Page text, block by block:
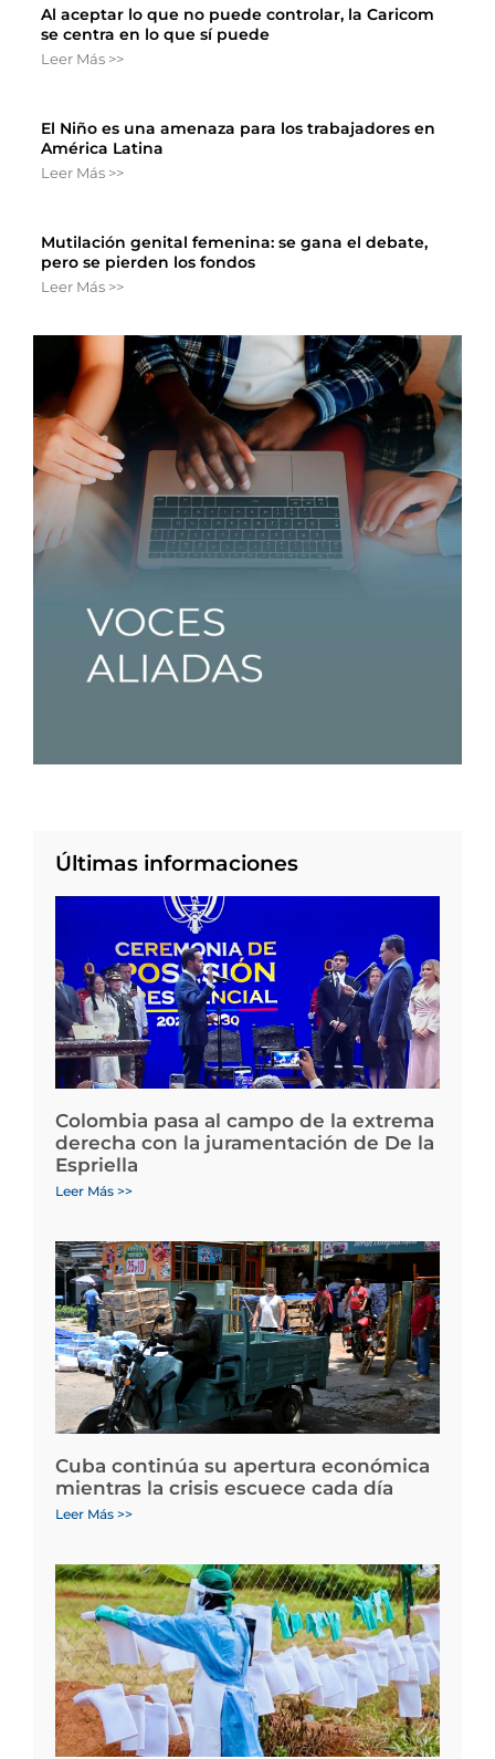
Al aceptar lo que no puede controlar, la Caricom
se centra en lo que sí puede
Leer Más >>
El Niño es una amenaza para los trabajadores en
América Latina
Leer Más >>
Mutilación genital femenina: se gana el debate,
pero se pierden los fondos
Leer Más >>
Últimas informaciones
Colombia pasa al campo de la extrema
derecha con la juramentación de De la
Espriella
Leer Más >>
Cuba continúa su apertura económica
mientras la crisis escuece cada día
Leer Más >>